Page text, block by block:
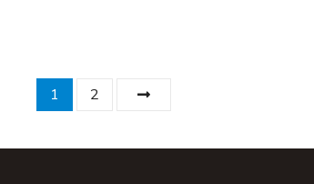
1 2